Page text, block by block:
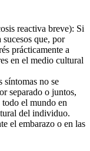
reactiva breve): Si
sucesos que, por
prácticamente a
en el medio cultural
síntomas no se
separado o juntos,
todo el mundo en
del individuo.
el embarazo o en las